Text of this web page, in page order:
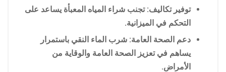
توفير تكاليف: تجنب شراء المياه المعبأة يساعد على
التحكم في الميزانية.
دعم الصحة العامة: شرب الماء النقي باستمرار
يساهم في تعزيز الصحة العامة والوقاية من
الأمراض.